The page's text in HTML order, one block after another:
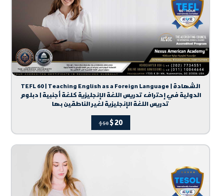
TEFL 60 | Teaching English as a Foreign Language | الشهادة
الدولية في إحتراف تدريس اللغة الإنجليزية كلغة أجنبية | دبلوم
تدريس اللغة الإنجليزية لغير الناطقين بها
$50$20